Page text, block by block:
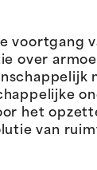
voortgang
over
het
van